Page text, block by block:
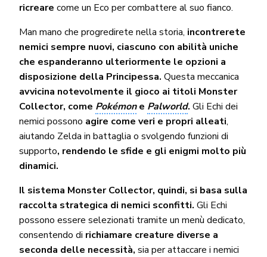
ricreare come un Eco per combattere al suo fianco.
Man mano che progredirete nella storia, incontrerete
nemici sempre nuovi, ciascuno con abilità uniche
che espanderanno ulteriormente le opzioni a
disposizione della Principessa. Questa meccanica
avvicina notevolmente il gioco ai titoli Monster
Collector, come Pokémone Palworld. Gli Echi dei
nemici possono agire come veri e propri alleati,
aiutando Zelda in battaglia o svolgendo funzioni di
supporto, rendendo le sfide e gli enigmi molto più
dinamici.
Il sistema Monster Collector, quindi, si basa sulla
raccolta strategica di nemici sconfitti. Gli Echi
possono essere selezionati tramite un menù dedicato,
consentendo di richiamare creature diverse a
seconda delle necessità, sia per attaccare i nemici